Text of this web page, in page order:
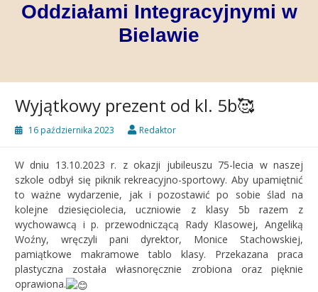
Oddziałami Integracyjnymi w
Bielawie
Wyjątkowy prezent od kl. 5b🥰
16 października 2023 Redaktor
W dniu 13.10.2023 r. z okazji jubileuszu 75-lecia w naszej
szkole odbył się piknik rekreacyjno-sportowy. Aby upamiętnić
to ważne wydarzenie, jak i pozostawić po sobie ślad na
kolejne dziesięciolecia, uczniowie z klasy 5b razem z
wychowawcą i p. przewodniczącą Rady Klasowej, Angeliką
Woźny, wręczyli pani dyrektor, Monice Stachowskiej,
pamiątkowe makramowe tablo klasy. Przekazana praca
plastyczna została własnoręcznie zrobiona oraz pięknie
oprawiona.